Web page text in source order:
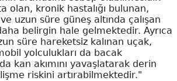
olan, kronik hastalığı bulunan,
uzun süre güneş altında çalışan
belirgin hale gelmektedir. Ayrıca
süre hareketsiz kalınan uçak,
yolculukları da bacak
kan akımını yavaşlatarak derin
riskini artırabilmektedir."